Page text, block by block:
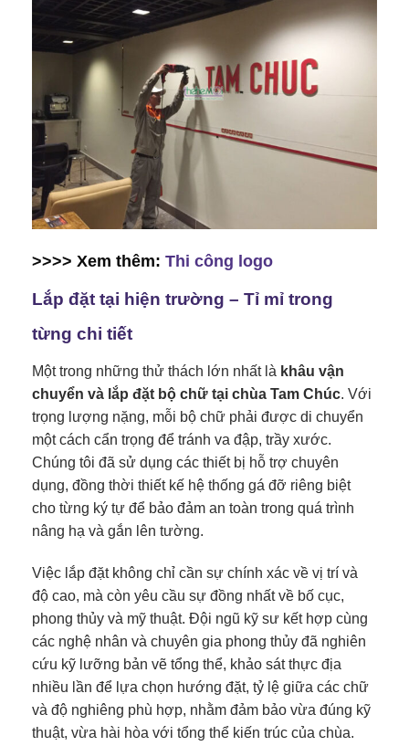
>>>> Xem thêm: Thi công logo
Lắp đặt tại hiện trường – Tỉ mỉ trong
từng chi tiết
Một trong những thử thách lớn nhất là khâu vận
chuyển và lắp đặt bộ chữ tại chùa Tam Chúc. Với
trọng lượng nặng, mỗi bộ chữ phải được di chuyển
một cách cẩn trọng để tránh va đập, trầy xước.
Chúng tôi đã sử dụng các thiết bị hỗ trợ chuyên
dụng, đồng thời thiết kế hệ thống gá đỡ riêng biệt
cho từng ký tự để bảo đảm an toàn trong quá trình
nâng hạ và gắn lên tường.
Việc lắp đặt không chỉ cần sự chính xác về vị trí và
độ cao, mà còn yêu cầu sự đồng nhất về bố cục,
phong thủy và mỹ thuật. Đội ngũ kỹ sư kết hợp cùng
các nghệ nhân và chuyên gia phong thủy đã nghiên
cứu kỹ lưỡng bản vẽ tổng thể, khảo sát thực địa
nhiều lần để lựa chọn hướng đặt, tỷ lệ giữa các chữ
và độ nghiêng phù hợp, nhằm đảm bảo vừa đúng kỹ
thuật, vừa hài hòa với tổng thể kiến trúc của chùa.